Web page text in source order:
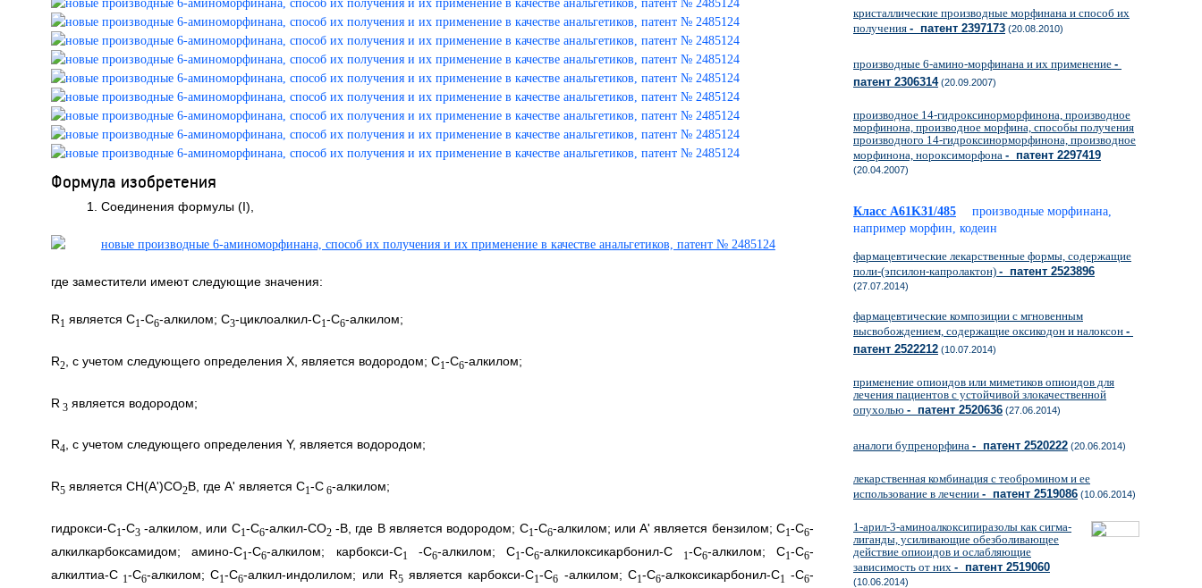
Формула изобретения
1. Соединения формулы (I),
где заместители имеют следующие значения:
R1 является C1-С6-алкилом; С3-циклоалкил-C1-С6-алкилом;
R2, с учетом следующего определения X, является водородом; C1 -С6-алкилом;
R3является водородом;
R4, с учетом следующего определения Y, является водородом;
R5 является СН(А')CO2B, где А' является C1-С6-алкилом;
гидрокси-С1-С3-алкилом, или С1-С6-алкил-CO2-В, где В является водородом; C1-С6-алкилом; или А' является бензилом; C1-С6-
алкилкарбоксамидом; амино-С1-С6-алкилом; карбокси-С1 -С6-алкилом; C1-С6-алкилоксикарбонил-С 1 -С6-алкилом; С1-С6-
алкилтиа-С1-С6-алкилом; C1-С6-алкил-индолилом; или R5 является карбокси-С1-С6 -алкилом; C1 -С6-алкоксикарбонил-С1 -С6-
кристаллические производные морфинана и способ их
получения - патент 2397173 (20.08.2010)
производные 6-амино-морфинана и их применение -
патент 2306314(20.09.2007)
производное 14-гидроксинорморфинона, производное
морфинона, производное морфина, способы получения
производного 14-гидроксинорморфинона, производное
морфинона, нороксиморфона - патент 2297419
(20.04.2007)
Класс A61K31/485
производные морфинана,
например морфин, кодеин
фармацевтические лекарственные формы, содержащие
поли-(эпсилон-капролактон) - патент 2523896
(27.07.2014)
фармацевтические композиции с мгновенным
высвобождением, содержащие оксикодон и налоксон -
патент 2522212 (10.07.2014)
применение опиоидов или миметиков опиоидов для
лечения пациентов с устойчивой злокачественной
опухолью - патент 2520636 (27.06.2014)
аналоги бупренорфина - патент 2520222 (20.06.2014)
лекарственная комбинация с теобромином и ее
использование в лечении - патент 2519086 (10.06.2014)
1-арил-3-аминоалкоксипиразолы как сигма-
лиганды, усиливающие обезболивающее
действие опиоидов и ослабляющие
зависимость от них - патент 2519060
(10.06.2014)